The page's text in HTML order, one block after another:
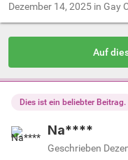
Dezember 14, 2025 in Gay
Auf
Dies ist ein beliebter Beitrag.
Na****
Geschrieben